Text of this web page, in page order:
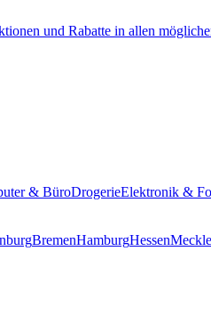
& BüroDrogerieElektronik &
BremenHamburgHessen